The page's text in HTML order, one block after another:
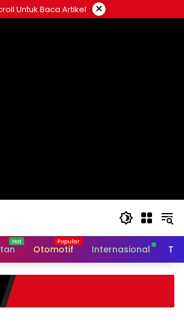
Untuk Baca Artikel ×
Otomotif Internasional